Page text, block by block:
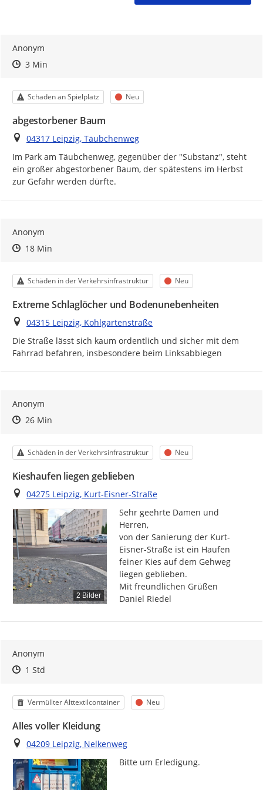
Anonym
Zeitpunkt des Erstellens
Zeitpunkt des Erstellens
3 MinZur Äußerung
Kategorie
Schaden an Spielplatz Status
Neu
abgestorbener Baum
Ort
04317 Leipzig, Täubchenweg
Im Park am Täubchenweg, gegenüber der "Substanz", steht
ein großer abgestorbener Baum, der spätestens im Herbst
zur Gefahr werden dürfte.
Anonym
Zeitpunkt des Erstellens
Zeitpunkt des Erstellens
18 MinZur Äußerung
Kategorie
Schäden in der Verkehrsinfrastruktur Status
Neu
Extreme Schlaglöcher und Bodenunebenheiten
Ort
04315 Leipzig, Kohlgartenstraße
Die Straße lässt sich kaum ordentlich und sicher mit dem
Fahrrad befahren, insbesondere beim Linksabbiegen
Anonym
Zeitpunkt des Erstellens
Zeitpunkt des Erstellens
26 MinZur Äußerung
Kategorie
Schäden in der Verkehrsinfrastruktur Status
Neu
Kieshaufen liegen geblieben
Ort
04275 Leipzig, Kurt-Eisner-Straße
2 Bilder
Sehr geehrte Damen und
Herren,
von der Sanierung der Kurt-
Eisner-Straße ist ein Haufen
feiner Kies auf dem Gehweg
liegen geblieben.
Mit freundlichen Grüßen
Daniel Riedel
Anonym
Zeitpunkt des Erstellens
Zeitpunkt des Erstellens
1 StdZur Äußerung
Kategorie
Vermüllter Alttextilcontainer Status
Neu
Alles voller Kleidung
Ort
04209 Leipzig, Nelkenweg
Bitte um Erledigung.